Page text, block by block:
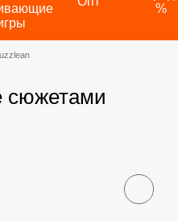
%
сюжетами